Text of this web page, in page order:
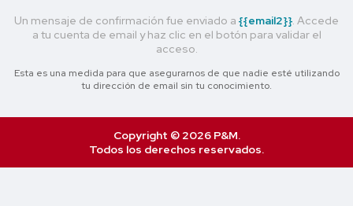
Un mensaje de confirmación fue enviado a {{email2}}. Accede
a tu cuenta de email y haz clic en el botón para validar el
acceso.
Esta es una medida para que asegurarnos de que nadie esté utilizando
tu dirección de email sin tu conocimiento.
Copyright © 2026 P&M.
Todos los derechos reservados.